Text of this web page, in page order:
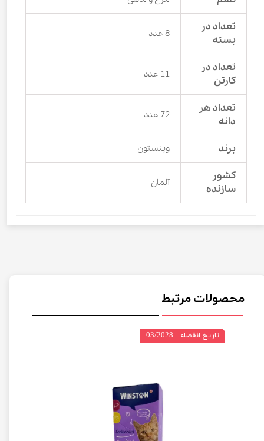
تعداد در
بسته
8 عدد
تعداد در
کارتن
11 عدد
تعداد هر
دانه
72 عدد
برند وینستون
کشور
سازنده
آلمان
محصولات مرتبط
تاریخ انقضاء : 03/2028